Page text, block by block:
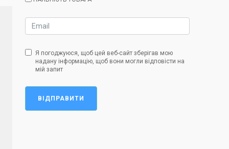
Я погоджуюся, щоб цей веб-сайт зберігав мою
надану інформацію, щоб вони могли відповісти на
мій запит
ВІДПРАВИТИ